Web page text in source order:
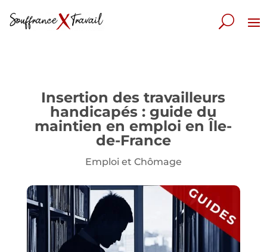
Insertion des travailleurs
handicapés : guide du
maintien en emploi en Île-
de-France
Emploi et Chômage